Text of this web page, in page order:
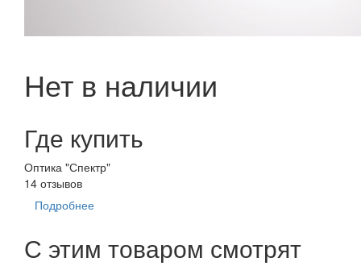
Нет в наличии
Где купить
Оптика "Спектр"
14 отзывов
Подробнее
С этим товаром смотрят